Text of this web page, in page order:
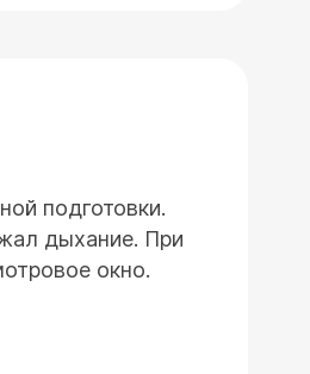
подготовки.
дыхание. При
окно.